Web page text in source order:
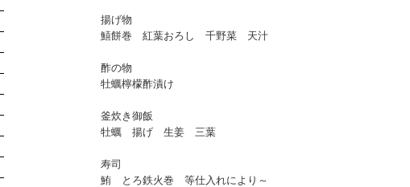
揚げ物
鱚餅巻 紅葉おろし 千野菜 天汁
酢の物
牡蠣檸檬酢漬け
釜炊き御飯
牡蠣 揚げ 生姜 三葉
寿司
鮪 とろ鉄火巻 等仕入れにより～